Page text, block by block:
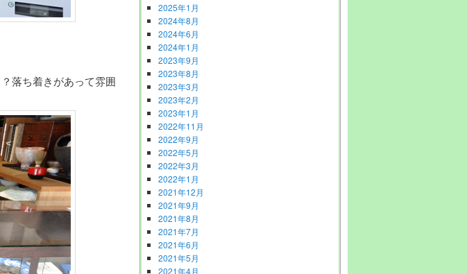
落ち着きがあって雰囲
2025年1月
2024年8月
2024年6月
2024年1月
2023年9月
2023年8月
2023年3月
2023年2月
2023年1月
2022年11月
2022年9月
2022年5月
2022年3月
2022年1月
2021年12月
2021年9月
2021年8月
2021年7月
2021年6月
2021年5月
2021年4月